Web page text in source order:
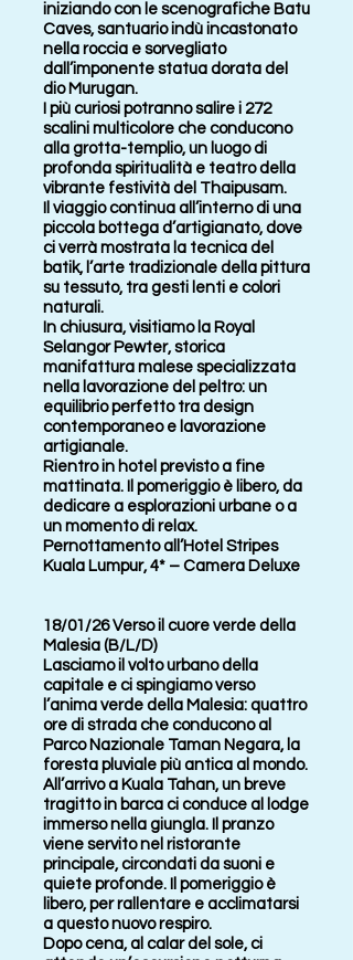
iniziando con le scenografiche Batu
Caves, santuario indù incastonato
nella roccia e sorvegliato
dall’imponente statua dorata del
dio Murugan.
I più curiosi potranno salire i 272
scalini multicolore che conducono
alla grotta-templio, un luogo di
profonda spiritualità e teatro della
vibrante festività del Thaipusam.
Il viaggio continua all’interno di una
piccola bottega d’artigianato, dove
ci verrà mostrata la tecnica del
batik, l’arte tradizionale della pittura
su tessuto, tra gesti lenti e colori
naturali.
In chiusura, visitiamo la Royal
Selangor Pewter, storica
manifattura malese specializzata
nella lavorazione del peltro: un
equilibrio perfetto tra design
contemporaneo e lavorazione
artigianale.
Rientro in hotel previsto a fine
mattinata. Il pomeriggio è libero, da
dedicare a esplorazioni urbane o a
un momento di relax.
Pernottamento all’Hotel Stripes
Kuala Lumpur, 4* – Camera Deluxe
18/01/26 Verso il cuore verde della
Malesia (B/L/D)
Lasciamo il volto urbano della
capitale e ci spingiamo verso
l’anima verde della Malesia: quattro
ore di strada che conducono al
Parco Nazionale Taman Negara, la
foresta pluviale più antica al mondo.
All’arrivo a Kuala Tahan, un breve
tragitto in barca ci conduce al lodge
immerso nella giungla. Il pranzo
viene servito nel ristorante
principale, circondati da suoni e
quiete profonde. Il pomeriggio è
libero, per rallentare e acclimatarsi
a questo nuovo respiro.
Dopo cena, al calar del sole, ci